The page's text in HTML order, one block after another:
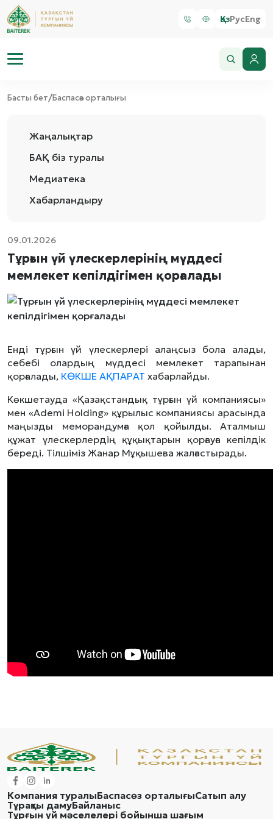
ҚазРусEng
Басты бет/Баспасөз орталығы
Жаңалықтар
БАҚ біз туралы
Медиатека
Хабарландыру
09.01.2026
Тұрғын үй үлескерлерінің мүддесі
мемлекет кепілдігімен қорғалады
Енді тұрғын үй үлескерлері алаңсыз бола алады,
себебі олардың мүддесі мемлекет тарапынан
қорғалады, КӨКШЕ АҚПАРАТ хабарлайды.
Көкшетауда «Қазақстандық тұрғын үй компаниясы»
мен «Ademi Holding» құрылыс компаниясы арасында
маңызды меморандумға қол қойылды. Аталмыш
құжат үлескерлердің құқықтарын қорғауға кепілдік
береді. Тілшіміз Жанар Мұқышева жалғастырады.
Компания туралыБаспасөз орталығыСатып алу
Тұрақты дамуБайланыс
Тұрғын үй мәселелері бойынша шағым